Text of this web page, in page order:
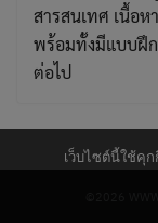
สารสนเทศ เนื้อห
พร้อมทั้งมีแบบฝึ
ต่อไป
©2026
เว็บไซต์นี้ใช้คุ